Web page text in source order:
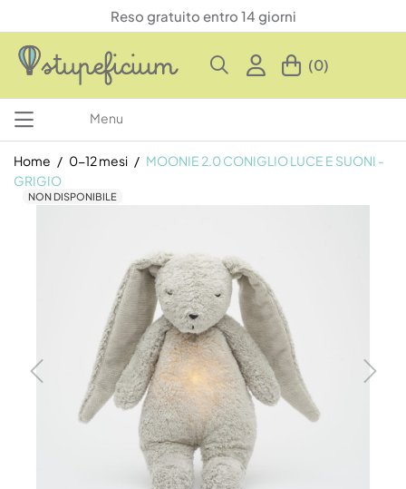
Reso gratuito entro 14 giorni
(0)
Menu
Home 0-12 mesi
MOONIE 2.0 CONIGLIO LUCE E SUONI -
GRIGIO
NON DISPONIBILE